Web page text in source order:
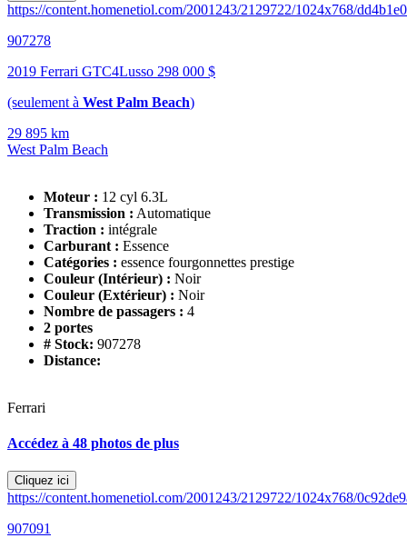
https://content.homenetiol.com/2001243/2129722/1024x768/
907278
2019 Ferrari GTC4Lusso 298 000 $
(seulement à West Palm Beach)
29 895 km
West Palm Beach
Moteur : 12 cyl 6.3L
Transmission : Automatique
Traction : intégrale
Carburant : Essence
Catégories : essence fourgonnettes prestige
Couleur (Intérieur) : Noir
Couleur (Extérieur) : Noir
Nombre de passagers : 4
2 portes
# Stock: 907278
Distance:
Ferrari
Accédez à 48 photos de plus
Cliquez ici
https://content.homenetiol.com/2001243/2129722/1024x768/
907091